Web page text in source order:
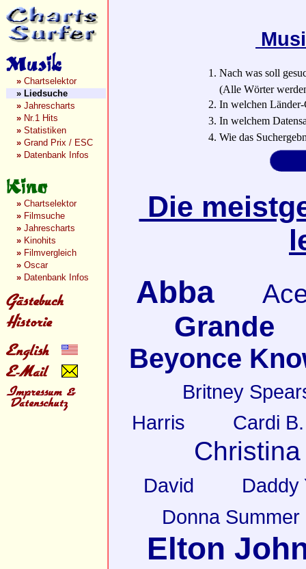
» Chartselektor
» Liedsuche
» Jahrescharts
» Nr.1 Hits
» Statistiken
» Grand Prix / ESC
» Datenbank Infos
» Chartselektor
» Filmsuche
» Jahrescharts
» Kinohits
» Filmvergleich
» Oscar
» Datenbank Infos
1. Nach was soll
(Alle Wörter
2. In welchen Länder-
3. In welchem
4. Wie das
Die
Abba
Grande
Beyonce
Britney
Harris
Cardi B.
David
Daddy
Donna Summer
Elton